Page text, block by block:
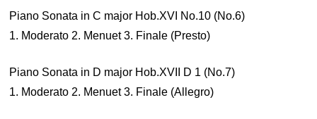
Piano Sonata in C major Hob.XVI No.10 (No.6)
1. Moderato 2. Menuet 3. Finale (Presto)
Piano Sonata in D major Hob.XVII D 1 (No.7)
1. Moderato 2. Menuet 3. Finale (Allegro)